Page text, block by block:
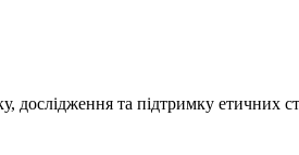
дослідження та підтримку етичних